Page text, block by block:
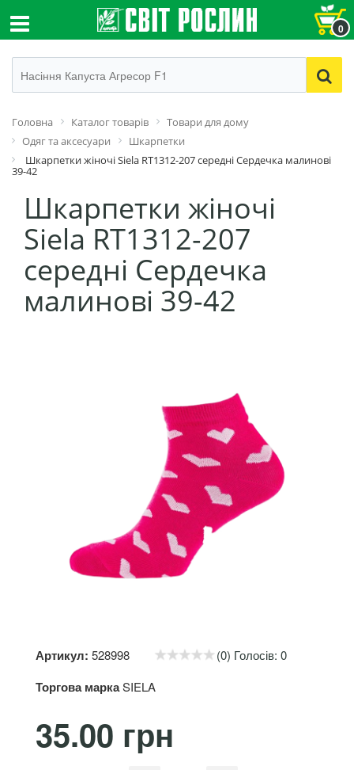
0
Головна Каталог товарів
Товари для дому
Одяг та аксесуари
Шкарпетки
Шкарпетки жіночі Siela RT1312-207 середні Сердечка малинові
39-42
Шкарпетки жіночі
Siela RT1312-207
середні Сердечка
малинові 39-42
Артикул: 528998 (0) Голосів: 0
Торгова маркаSIELA
35.00 грн